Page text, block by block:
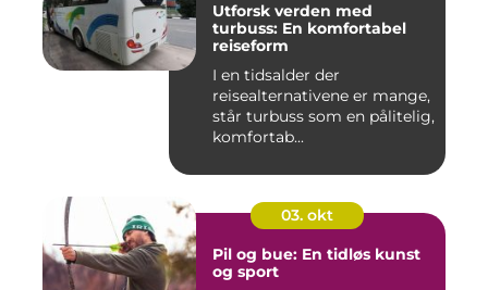
Utforsk verden med
turbuss: En komfortabel
reiseform
I en tidsalder der
reisealternativene er mange,
står turbuss som en pålitelig,
komfortab...
03. okt
Pil og bue: En tidløs kunst
og sport